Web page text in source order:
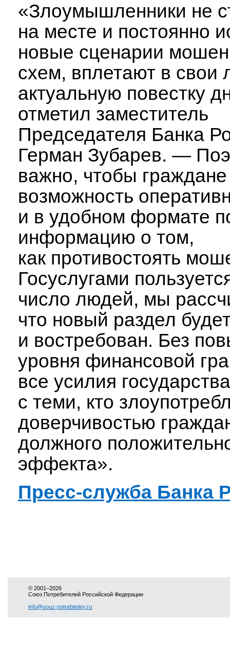
«Злоумышленники не
на месте и постоянно
новые сценарии
схем, вплетают в свои
актуальную повестку
отметил заместитель
Председателя Банка
Герман Зубарев. —
важно, чтобы
возможность
и в удобном формате
информацию о том,
как противостоять
Госуслугами
число людей, мы
что новый раздел
и востребован. Без
уровня финансовой
все усилия
с теми, кто
доверчивостью
должного
эффекта».
Пресс-служба Банка
© 2001–2026
Союз Потребителей Российской Федерации
info@souz-potrebiteley.ru